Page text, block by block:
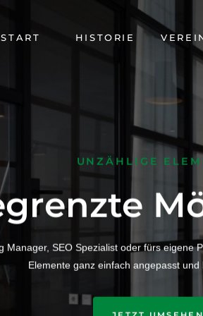
START HISTORIE
UNZÄHLIGE
Manager, SEO Spezialist oder fürs eigene
Elemente ganz einfach angepasst